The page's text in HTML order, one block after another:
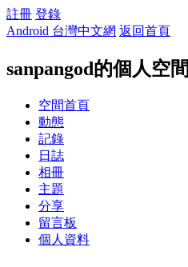
註冊 登錄
Android 台灣中文網 返回首頁
sanpangod的個人空間
空間首頁
動態
記錄
日誌
相冊
主題
分享
留言板
個人資料